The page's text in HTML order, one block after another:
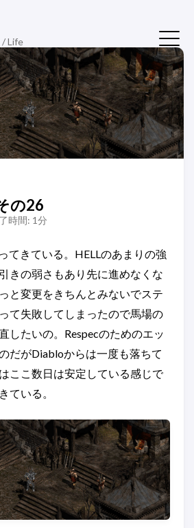
/ Life
の26
時間: 1分
てきている。HELLのあまりの強
きの弱さもあり先に進めなくな
と変更をきちんとみないでステ
て失敗してしまったので馬場の
したいの。Respecのためのエッ
だがDiabloからは一度も落ちて
ここ数日は安定している感じで
ている。